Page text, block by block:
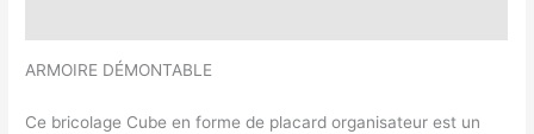
ARMOIRE DÉMONTABLE
Ce bricolage Cube en forme de placard organisateur est un